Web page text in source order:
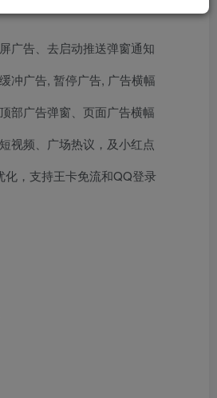
广告、去启动推送弹窗通知
冲广告, 暂停广告, 广告横幅
部广告弹窗、页面广告横幅
视频、广场热议，及小红点
化，支持王卡免流和QQ登录